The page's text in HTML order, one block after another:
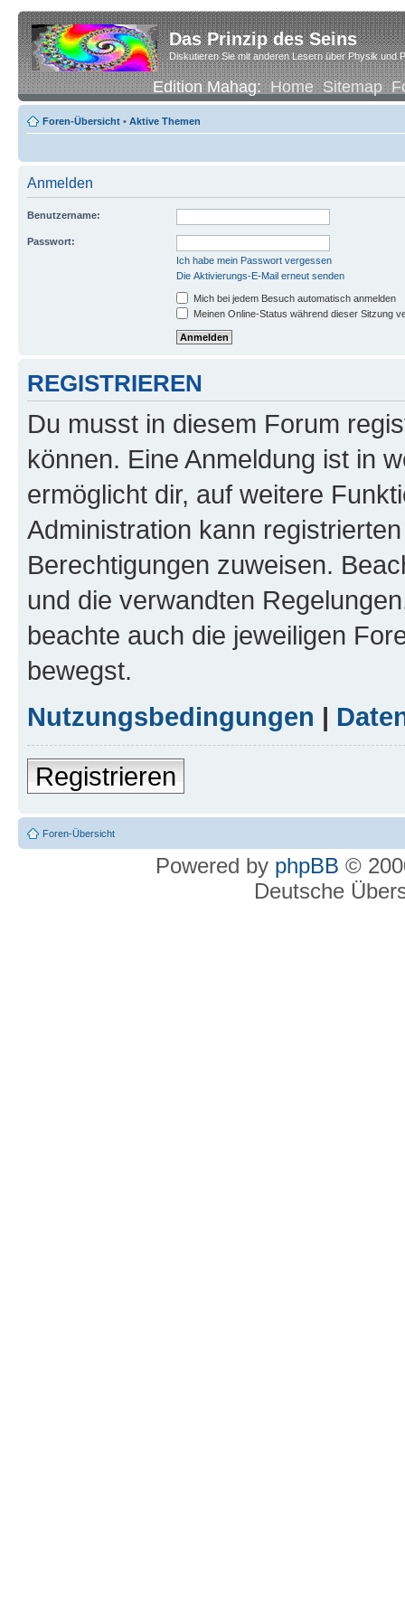
Das Prinzip des Seins
Diskutieren Sie mit anderen Lesern über Physik und
Edition Mahag:Home Sitemap
Foren-Übersicht • Aktive Themen
Anmelden
Benutzername:
Passwort:
Ich habe mein Passwort vergessen
Die Aktivierungs-E-Mail erneut senden
Mich bei jedem Besuch automatisch anmelden
Meinen Online-Status während dieser Sitzung
REGISTRIEREN
Du musst in diesem Forum
können. Eine Anmeldung ist in
ermöglicht dir, auf weitere
Administration kann
Berechtigungen zuweisen.
und die verwandten
beachte auch die jeweiligen
bewegst.
Nutzungsbedingungen |
Registrieren
Foren-Übersicht
Powered by phpBB ©
Deutsche